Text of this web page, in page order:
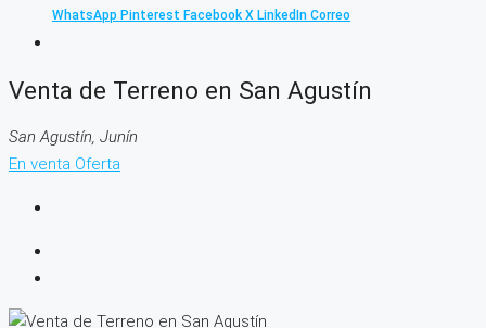
WhatsApp Pinterest Facebook X LinkedIn Correo
Venta de Terreno en San Agustín
San Agustín, Junín
En venta Oferta